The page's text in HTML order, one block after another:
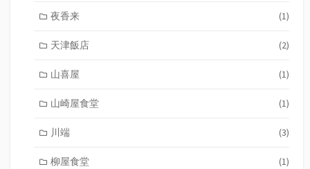
夜香来 (1)
天津飯店 (2)
山喜屋 (1)
山崎屋食堂 (1)
川端 (3)
柳屋食堂 (1)